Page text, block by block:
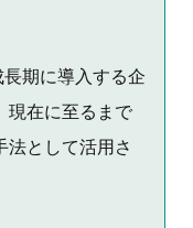
期に導入する企
現在に至るまで
法として活用さ